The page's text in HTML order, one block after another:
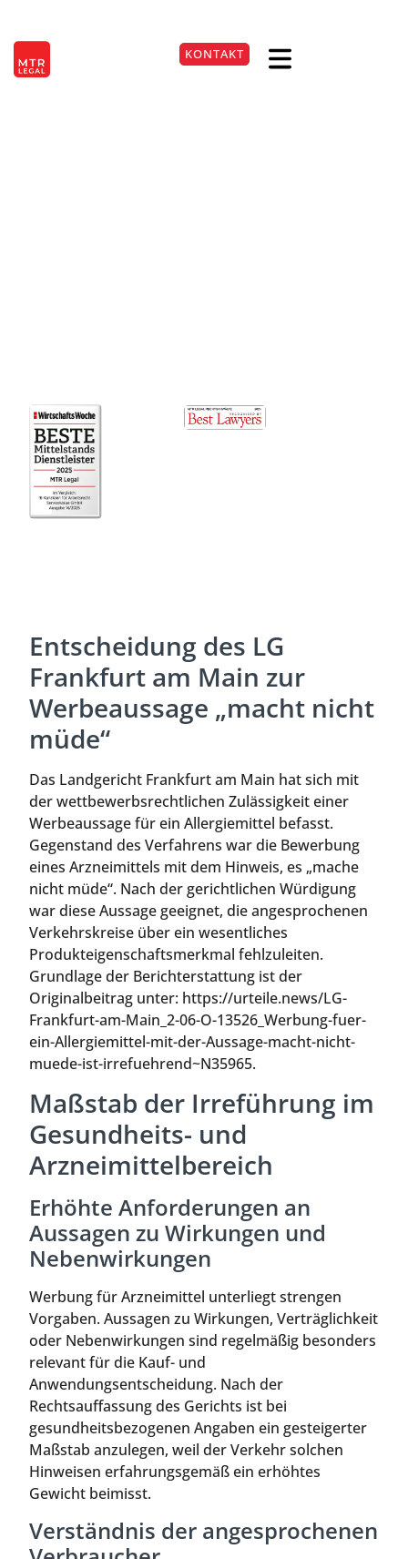
+49 221 9999220 KONTAKT EN
Entscheidung des LG
Frankfurt am Main zur
Werbeaussage „macht nicht
müde“
Das Landgericht Frankfurt am Main hat sich mit
der wettbewerbsrechtlichen Zulässigkeit einer
Werbeaussage für ein Allergiemittel befasst.
Gegenstand des Verfahrens war die Bewerbung
eines Arzneimittels mit dem Hinweis, es „mache
nicht müde“. Nach der gerichtlichen Würdigung
war diese Aussage geeignet, die angesprochenen
Verkehrskreise über ein wesentliches
Produkteigenschaftsmerkmal fehlzuleiten.
Grundlage der Berichterstattung ist der
Originalbeitrag unter: https://urteile.news/LG-
Frankfurt-am-Main_2-06-O-13526_Werbung-fuer-
ein-Allergiemittel-mit-der-Aussage-macht-nicht-
muede-ist-irrefuehrend~N35965.
Maßstab der Irreführung im
Gesundheits- und
Arzneimittelbereich
Erhöhte Anforderungen an
Aussagen zu Wirkungen und
Nebenwirkungen
Werbung für Arzneimittel unterliegt strengen
Vorgaben. Aussagen zu Wirkungen, Verträglichkeit
oder Nebenwirkungen sind regelmäßig besonders
relevant für die Kauf- und
Anwendungsentscheidung. Nach der
Rechtsauffassung des Gerichts ist bei
gesundheitsbezogenen Angaben ein gesteigerter
Maßstab anzulegen, weil der Verkehr solchen
Hinweisen erfahrungsgemäß ein erhöhtes
Gewicht beimisst.
Verständnis der angesprochenen